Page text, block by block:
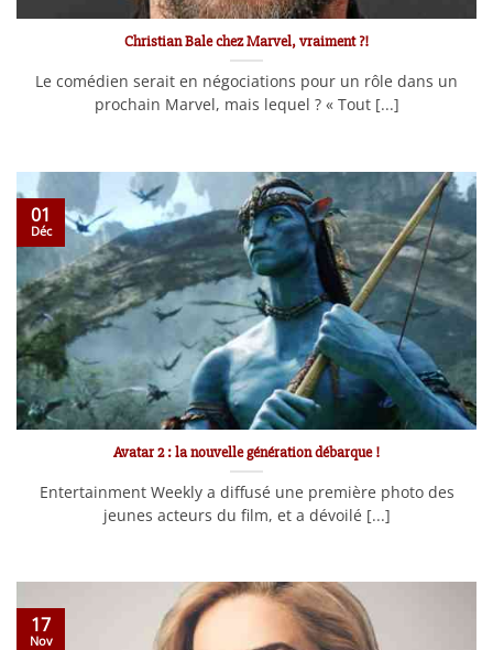
Christian Bale chez Marvel, vraiment ?!
Le comédien serait en négociations pour un rôle dans un
prochain Marvel, mais lequel ? « Tout [...]
Avatar 2 : la nouvelle génération débarque !
Entertainment Weekly a diffusé une première photo des
jeunes acteurs du film, et a dévoilé [...]
01
Déc
17
Nov